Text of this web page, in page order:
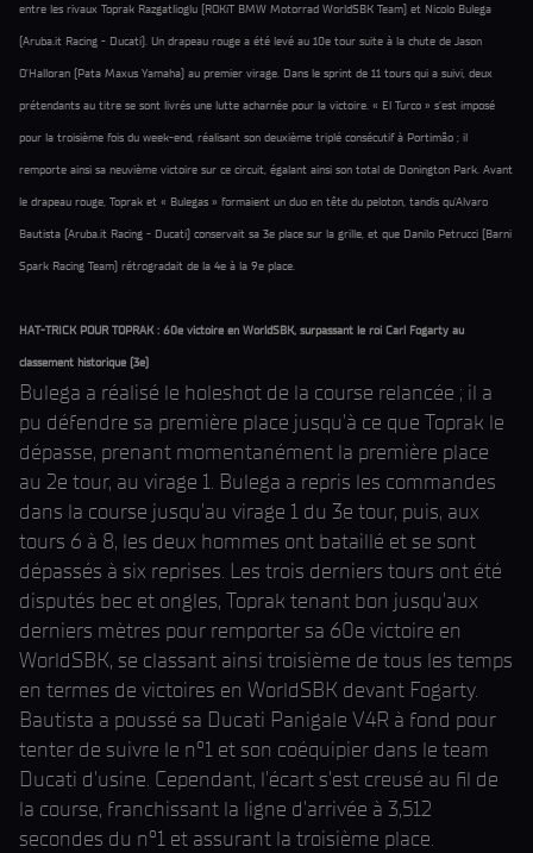
entre les rivaux Toprak Razgatlioglu (ROKiT BMW Motorrad WorldSBK Team) et Nicolo Bulega
(Aruba.it Racing - Ducati). Un drapeau rouge a été levé au 10e tour suite à la chute de Jason
O'Halloran (Pata Maxus Yamaha) au premier virage. Dans le sprint de 11 tours qui a suivi, deux
prétendants au titre se sont livrés une lutte acharnée pour la victoire. « El Turco » s'est imposé
pour la troisième fois du week-end, réalisant son deuxième triplé consécutif à Portimão ; il
remporte ainsi sa neuvième victoire sur ce circuit, égalant ainsi son total de Donington Park. Avant
le drapeau rouge, Toprak et « Bulegas » formaient un duo en tête du peloton, tandis qu'Alvaro
Bautista (Aruba.it Racing - Ducati) conservait sa 3e place sur la grille, et que Danilo Petrucci (Barni
Spark Racing Team) rétrogradait de la 4e à la 9e place.
HAT-TRICK POUR TOPRAK : 60e victoire en WorldSBK, surpassant le roi Carl Fogarty au
classement historique (3e)
Bulega a réalisé le holeshot de la course relancée ; il a
pu défendre sa première place jusqu'à ce que Toprak le
dépasse, prenant momentanément la première place
au 2e tour, au virage 1. Bulega a repris les commandes
dans la course jusqu'au virage 1 du 3e tour, puis, aux
tours 6 à 8, les deux hommes ont bataillé et se sont
dépassés à six reprises. Les trois derniers tours ont été
disputés bec et ongles, Toprak tenant bon jusqu'aux
derniers mètres pour remporter sa 60e victoire en
WorldSBK, se classant ainsi troisième de tous les temps
en termes de victoires en WorldSBK devant Fogarty.
Bautista a poussé sa Ducati Panigale V4R à fond pour
tenter de suivre le n°1 et son coéquipier dans le team
Ducati d'usine. Cependant, l'écart s'est creusé au fil de
la course, franchissant la ligne d'arrivée à 3,512
secondes du n°1 et assurant la troisième place.